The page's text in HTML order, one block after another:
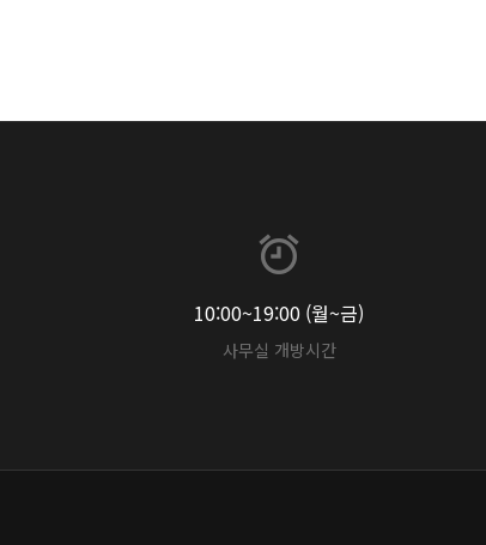
10:00~19:00 (월~금)
사무실 개방시간